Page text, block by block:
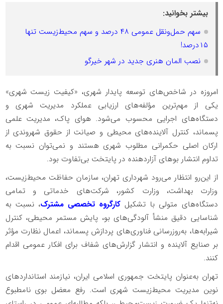
بیشتر بخوانید:
سهم حمل‌ونقل عمومی ۴۸ درصد و سهم محیط‌زیست تنها
۱۵درصد!
نصب المان هنری جدید در شهر خیرگو
امروزه در شاخص‌های توسعه پایدار شهری، «کیفیت زیست شهری»
یکی از مهم‌ترین مؤلفه‌های ارزیابی عملکرد مدیریت شهری و
دستگاه‌های اجرایی محسوب می‌شود. هوای پاک، مدیریت علمی
پسماند، کنترل آلاینده‌های محیطی و صیانت از حقوق شهروندی از
ارکان اصلی حکمرانی مطلوب شهری هستند و نمی‌توان نسبت به
تداوم انتشار بوهای آزاردهنده در پایتخت بی‌تفاوت بود.
از این‌رو انتظار می‌رود شهرداری تهران، سازمان حفاظت محیط‌زیست،
وزارت بهداشت، وزارت کشور، شرکت‌های خدماتی و تمامی
دستگاه‌های متولی با تشکیل کارگروه تخصصی مشترک، نسبت به
شناسایی دقیق منشأ آلودگی‌های بو، پایش مستمر محیطی، کنترل
شیرابه‌ها، به‌روزرسانی فناوری‌های پردازش پسماند، اعمال نظارت مؤثر
بر صنایع آلاینده و انتشار گزارش‌های شفاف برای افکار عمومی اقدام
کنند.
تهران به‌عنوان پایتخت جمهوری اسلامی ایران، نیازمند استانداردهای
نوین مدیریت محیط‌زیست شهری است. رفع معضل بوی نامطبوع